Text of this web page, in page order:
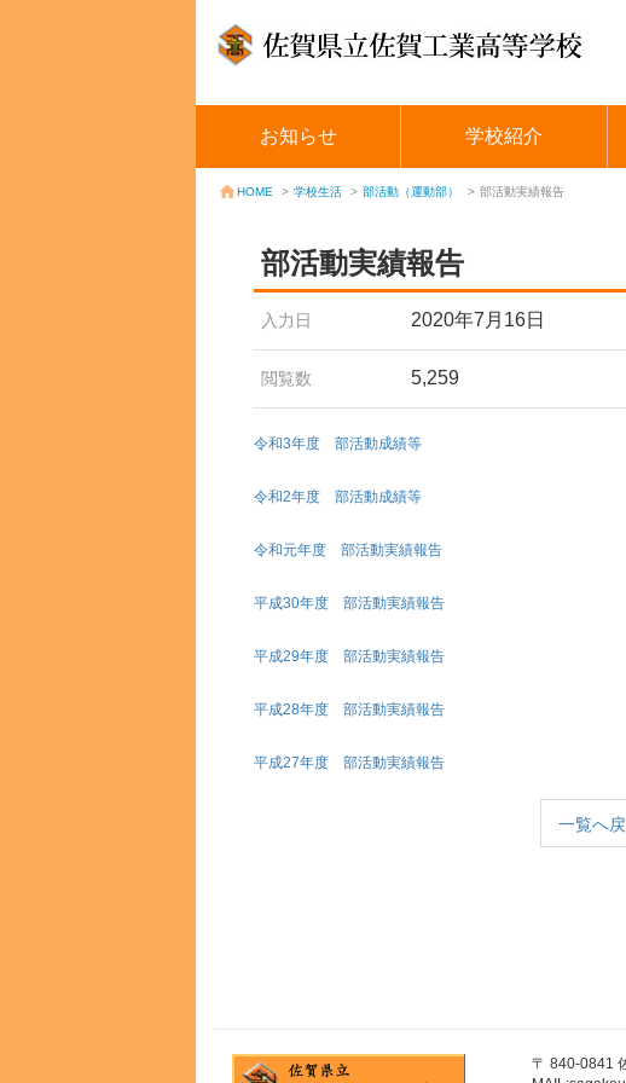
お知らせ 学校紹介
HOME > 学校生活 > 部活動（運動部） > 部活動実績報告
部活動実績報告
入力日 2020年7月16日
閲覧数 5,259
令和3年度 部活動成績等
令和2年度 部活動成績等
令和元年度 部活動実績報告
平成30年度 部活動実績報告
平成29年度 部活動実績報告
平成28年度 部活動実績報告
平成27年度 部活動実績報告
一覧へ
〒 840-0841